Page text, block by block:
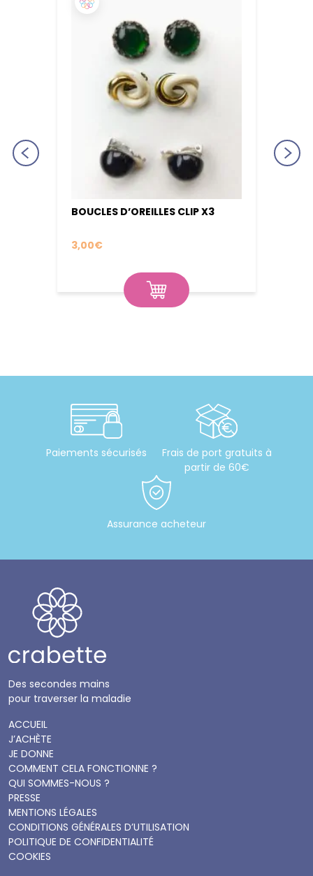
BOUCLES D’OREILLES CLIP X3
3,00€
Paiements sécurisés
Frais de port gratuits à
partir de 60€
Assurance acheteur
Des secondes mains
pour traverser la maladie
ACCUEIL
J’ACHÈTE
JE DONNE
COMMENT CELA FONCTIONNE ?
QUI SOMMES-NOUS ?
PRESSE
MENTIONS LÉGALES
CONDITIONS GÉNÉRALES D’UTILISATION
POLITIQUE DE CONFIDENTIALITÉ
COOKIES